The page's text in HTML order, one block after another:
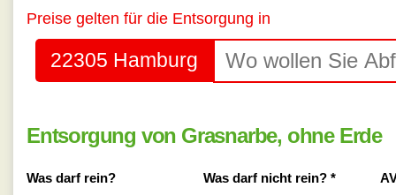
Preise gelten für die Entsorgung in
22305 Hamburg
Entsorgung von Grasnarbe, ohne Erde
Was darf rein? Was darf nicht rein? *